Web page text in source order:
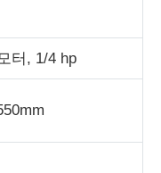
터, 1/4 hp